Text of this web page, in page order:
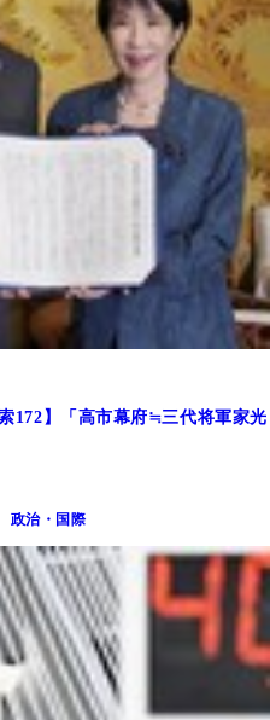
172】「高市幕府≒三代将軍家光
政治・国際